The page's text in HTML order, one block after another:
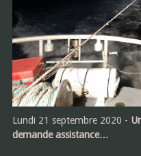
Lundi 21 septembre 2020 -
demande assistance…